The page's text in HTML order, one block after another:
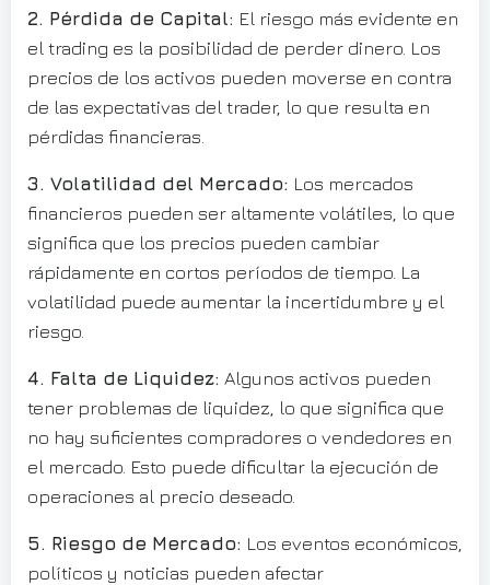
2. Pérdida de Capital: El riesgo más evidente en
el trading es la posibilidad de perder dinero. Los
precios de los activos pueden moverse en contra
de las expectativas del trader, lo que resulta en
pérdidas financieras.
3. Volatilidad del Mercado: Los mercados
financieros pueden ser altamente volátiles, lo que
significa que los precios pueden cambiar
rápidamente en cortos períodos de tiempo. La
volatilidad puede aumentar la incertidumbre y el
riesgo.
4. Falta de Liquidez: Algunos activos pueden
tener problemas de liquidez, lo que significa que
no hay suficientes compradores o vendedores en
el mercado. Esto puede dificultar la ejecución de
operaciones al precio deseado.
5. Riesgo de Mercado: Los eventos económicos,
políticos y noticias pueden afectar